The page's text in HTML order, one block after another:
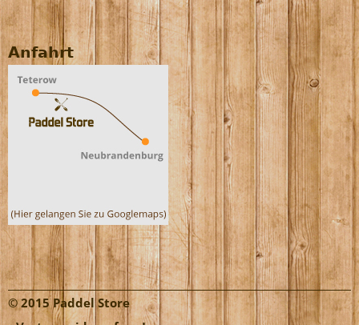
Anfahrt
© 2015 Paddel Store